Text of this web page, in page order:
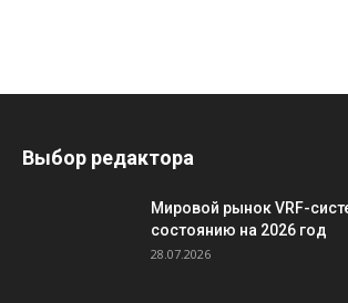
Выбор редактора
Мировой рынок VRF-
состоянию на 2026 год
28.07.2026